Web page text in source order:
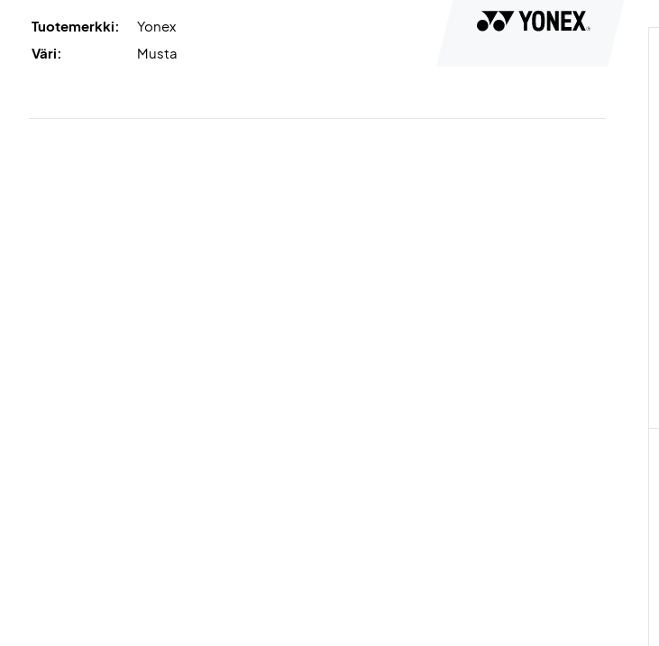
Tuotemerkki:
Yonex
Väri:
Musta